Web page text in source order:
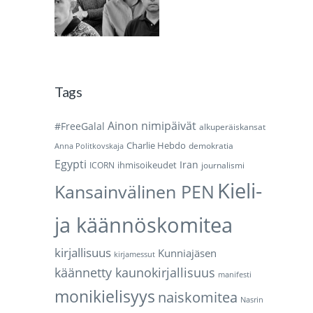
Tags
#FreeGalal Ainon nimipäivät alkuperäiskansat
Anna Politkovskaja Charlie Hebdo demokratia
Egypti ICORN ihmisoikeudet Iran journalismi
Kansainvälinen PEN Kieli-
ja käännöskomitea
kirjallisuus kirjamessut Kunniajäsen
käännetty kaunokirjallisuus manifesti
monikielisyys naiskomitea Nasrin